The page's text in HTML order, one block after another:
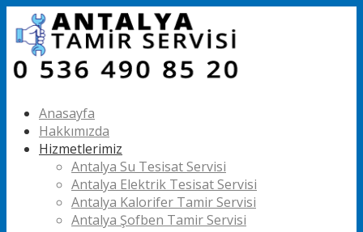
Anasayfa
Hakkımızda
Hizmetlerimiz
Antalya Su Tesisat Servisi
Antalya Elektrik Tesisat Servisi
Antalya Kalorifer Tamir Servisi
Antalya Şofben Tamir Servisi